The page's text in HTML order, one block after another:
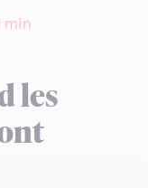
min
les